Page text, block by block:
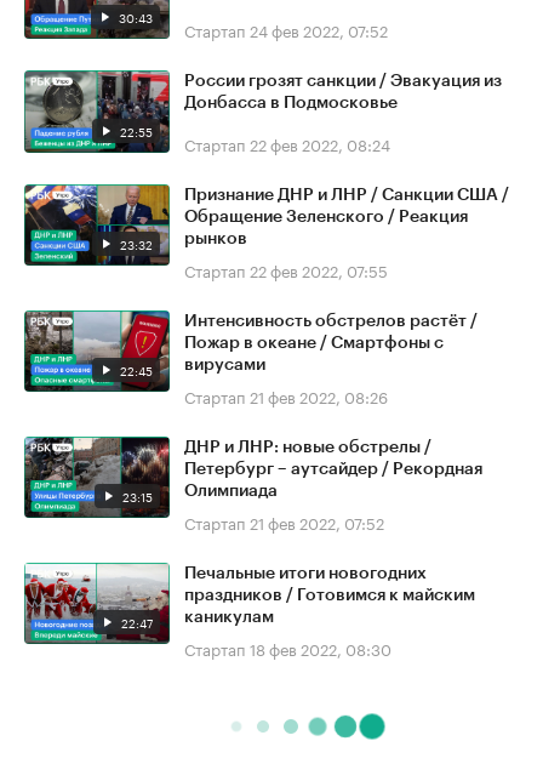
30:43 Стартап 24 фев 2022, 07:52
22:55
России грозят санкции / Эвакуация из
Донбасса в Подмосковье
Стартап 22 фев 2022, 08:24
23:32
Признание ДНР и ЛНР / Санкции США /
Обращение Зеленского / Реакция
рынков
Стартап 22 фев 2022, 07:55
22:45
Интенсивность обстрелов растёт /
Пожар в океане / Смартфоны с
вирусами
Стартап 21 фев 2022, 08:26
23:15
ДНР и ЛНР: новые обстрелы /
Петербург – аутсайдер / Рекордная
Олимпиада
Стартап 21 фев 2022, 07:52
22:47
Печальные итоги новогодних
праздников / Готовимся к майским
каникулам
Стартап 18 фев 2022, 08:30